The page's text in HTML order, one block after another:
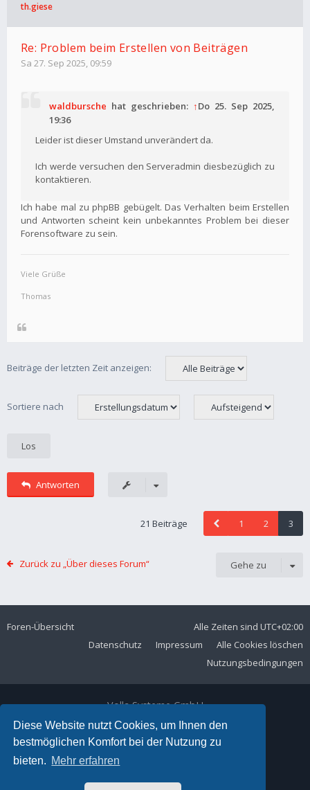
Diese Website nutzt Cookies, um Ihnen den
bestmöglichen Komfort bei der Nutzung zu
bieten. Mehr erfahren
th.giese
Re: Problem beim Erstellen von Beiträgen
Sa 27. Sep 2025, 09:59
waldbursche hat geschrieben: ↑Do 25. Sep 2025,
19:36
Leider ist dieser Umstand unverändert da.
Ich werde versuchen den Serveradmin diesbezüglich zu
kontaktieren.
Ich habe mal zu phpBB gebügelt. Das Verhalten beim Erstellen
und Antworten scheint kein unbekanntes Problem bei dieser
Forensoftware zu sein.
Viele Grüße
Thomas
Beiträge der letzten Zeit anzeigen:
Sortiere nach
Antworten
21 Beiträge 1 2 3
Zurück zu „Über dieses Forum“ Gehe zu
Foren-Übersicht Alle Zeiten sind UTC+02:00
Alle Cookies löschen
Impressum
Datenschutz
Nutzungsbedingungen
Volla Systeme GmbH
Kölner Straße 102
42897 Remscheid
Telefon:+49 2191 59897 61
E-Mail: